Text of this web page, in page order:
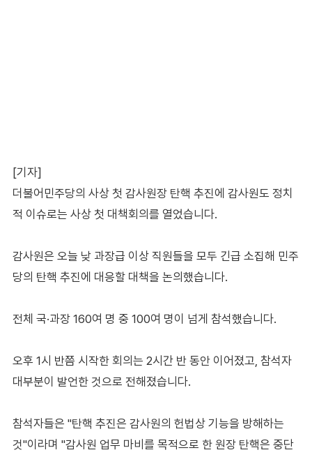
[기자]
더불어민주당의 사상 첫 감사원장 탄핵 추진에 감사원도 정치
적 이슈로는 사상 첫 대책회의를 열었습니다.
감사원은 오늘 낮 과장급 이상 직원들을 모두 긴급 소집해 민주
당의 탄핵 추진에 대응할 대책을 논의했습니다.
전체 국·과장 160여 명 중 100여 명이 넘게 참석했습니다.
오후 1시 반쯤 시작한 회의는 2시간 반 동안 이어졌고, 참석자
대부분이 발언한 것으로 전해졌습니다.
참석자들은 "탄핵 추진은 감사원의 헌법상 기능을 방해하는
것"이라며 "감사원 업무 마비를 목적으로 한 원장 탄핵은 중단